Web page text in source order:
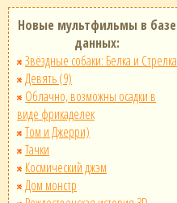
Новые мультфильмы в базе
данных:
Звёздные собаки: Белка и Стрелка
Девять (9)
Облачно, возможны осадки в
виде фрикаделек
Том и Джерри)
Тачки
Космический джэм
Дом монстр